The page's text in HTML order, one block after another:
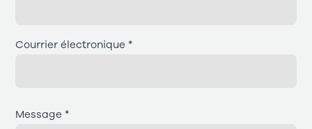
Courrier électronique *
Message *